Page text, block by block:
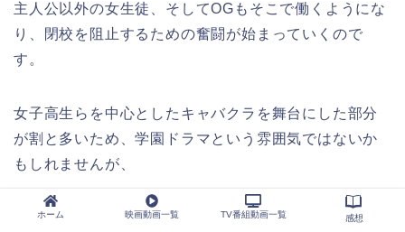
主人公以外の女生徒、そしてOGもそこで働くようにな
り、閉校を阻止するための奮闘が始まっていくので
す。
女子高生らを中心としたキャバクラを舞台にした部分
が割と多いため、学園ドラマという雰囲気ではないか
もしれませんが、
そういった非現実的な設定が面白さの1つと言えます。
ホーム 映画動画一覧 TV番組動画一覧 感想